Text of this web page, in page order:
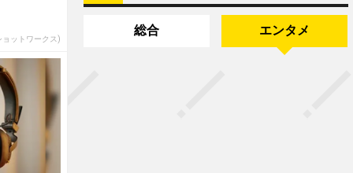
ョットワークス)
総合 エンタメ